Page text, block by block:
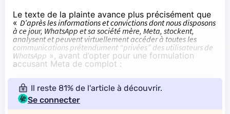
Le texte de la plainte avance plus précisément que
« D’après les informations et convictions dont nous disposons
à ce jour, WhatsApp et sa société mère, Meta, stockent,
analysent et peuvent virtuellement accéder à toutes les
communications prétendument “privées” des utilisateurs de
WhatsApp », avant d’opter pour une formulation
accusant Meta de complot :
Il reste 81% de l'article à découvrir.
Se connecter